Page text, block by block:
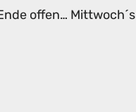
offen… Mittwoch´s